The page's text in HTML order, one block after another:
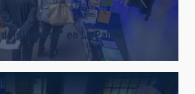
Universo" en La Palma